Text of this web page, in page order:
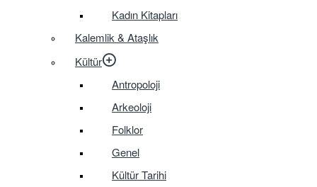
Kadın Kitapları
Kalemlik & Ataşlık
Kültür
Antropoloji
Arkeoloji
Folklor
Genel
Kültür Tarihi